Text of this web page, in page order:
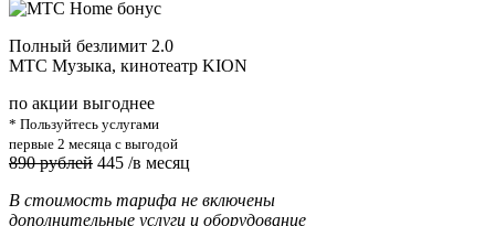
Полный безлимит 2.0
МТС Музыка, кинотеатр KION
по акции выгоднее
* Пользуйтесь услугами
первые 2 месяца с выгодой
890 рублей 445 /в месяц
В стоимость тарифа не включены
дополнительные услуги и оборудование